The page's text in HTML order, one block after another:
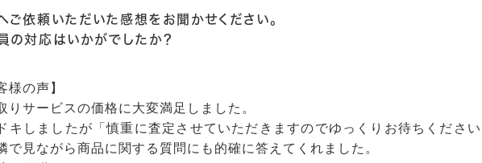
ご依頼いただいた感想をお聞かせください。
の対応はいかがでしたか？
様の声】
りサービスの価格に大変満足しました。
キしましたが「慎重に査定させていただきますのでゆっくりお待ちくださ
で見ながら商品に関する質問にも的確に答えてくれました。